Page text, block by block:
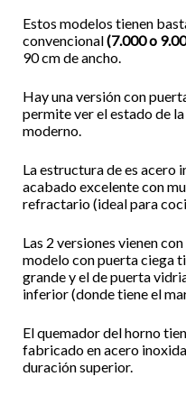
Estos modelos tienen
convencional(7.000 o
90 cm de ancho.
Hay una versión con
permite ver el estado de
moderno.
La estructura de es acero
acabado excelente con
refractario (ideal para
Las 2 versiones vienen
modelo con puerta ciega
grande y el de puerta
inferior (donde tiene el
El quemador del horno
fabricado en acero
duración superior.